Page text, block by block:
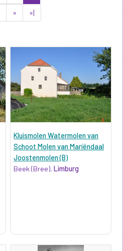
» »|
Kluismolen Watermolen van
Schoot Molen van Mariëndaal
Joostenmolen (B)
Beek (Bree),Limburg